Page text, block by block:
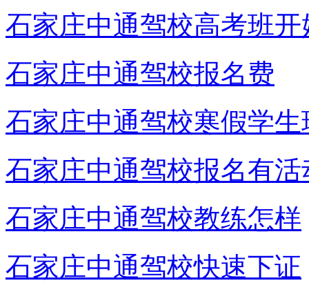
石家庄中通驾校高考班开
石家庄中通驾校报名费
石家庄中通驾校寒假学生
石家庄中通驾校报名有活
石家庄中通驾校教练怎样
石家庄中通驾校快速下证